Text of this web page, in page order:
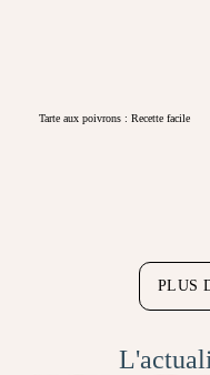
Tarte aux poivrons : Recette facile
PLUS